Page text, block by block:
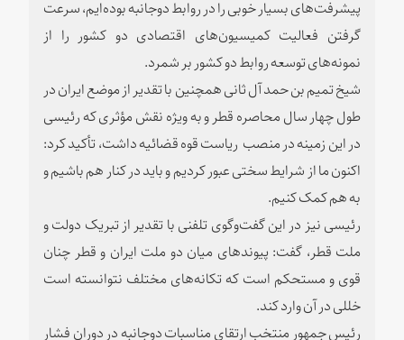
پیشرفت‌های بسیار خوبی را در روابط دوجانبه بوده‌ایم، سرعت
گرفتن فعالیت کمیسیون‌های اقتصادی دو کشور را از
نمونه‌های توسعه روابط دو کشور بر شمرد.
شیخ تمیم بن حمد آل ثانی همچنین با تقدیر از موضع ایران در
طول چهار سال محاصره قطر و به ویژه نقش مؤثری که رئیسی
در این زمینه در منصب ریاست قوه قضائیه داشت، تأکید کرد:
اکنون ما از شرایط سختی عبور کردیم و باید در کنار هم باشیم و
به هم کمک کنیم.
رئیسی نیز در این گفت‌وگوی تلفنی با تقدیر از تبریک دولت و
ملت قطر، گفت: پیوندهای میان دو ملت ایران و قطر چنان
قوی و مستحکم است که تکانه‌های مختلف نتوانسته است
خللی در آن وارد کند.
رئیس جمهور منتخب ارتقای مناسبات دوجانبه در دوران فشار